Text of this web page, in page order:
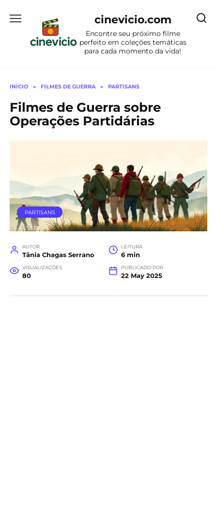
para
conteúdo
cinevicio.com
Encontre seu próximo filme
perfeito em coleções temáticas
para cada momento da vida!
INÍCIO » FILMES DE GUERRA » PARTISANS
Filmes de Guerra sobre
Operações Partidárias
PARTISANS
AUTOR
Tânia Chagas Serrano
LEITURA
6 min
VISUALIZAÇÕES
80
PUBLICADO POR
22 May 2025